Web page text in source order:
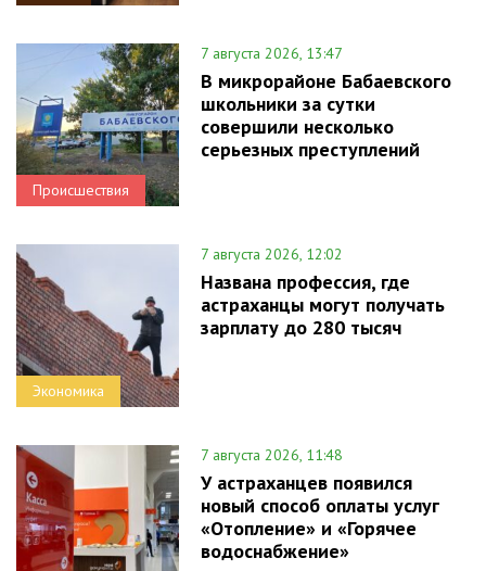
Происшествия
7 августа 2026, 13:47
В микрорайоне Бабаевского
школьники за сутки
совершили несколько
серьезных преступлений
Экономика
7 августа 2026, 12:02
Названа профессия, где
астраханцы могут получать
зарплату до 280 тысяч
7 августа 2026, 11:48
У астраханцев появился
новый способ оплаты услуг
«Отопление» и «Горячее
водоснабжение»